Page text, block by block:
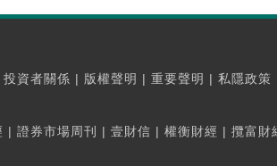
投資者關係 | 版權聲明 | 重要聲明 | 私隱政策
| 證券市場周刊 | 壹財信 | 權衡財經 | 攬富財